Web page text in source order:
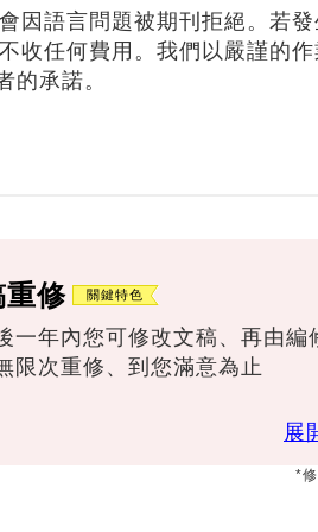
因語言問題被期刊拒絕。若發
收任何費用。我們以嚴謹的作
的承諾。
重修
一年內您可修改文稿、再由編
限次重修、到您滿意為止
展
*